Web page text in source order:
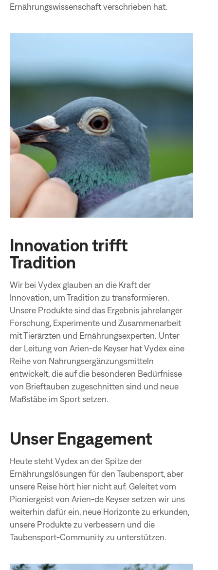
Ernährungswissenschaft verschrieben hat.
Innovation trifft
Tradition
Wir bei Vydex glauben an die Kraft der
Innovation, um Tradition zu transformieren.
Unsere Produkte sind das Ergebnis jahrelanger
Forschung, Experimente und Zusammenarbeit
mit Tierärzten und Ernährungsexperten. Unter
der Leitung von Arien-de Keyser hat Vydex eine
Reihe von Nahrungsergänzungsmitteln
entwickelt, die auf die besonderen Bedürfnisse
von Brieftauben zugeschnitten sind und neue
Maßstäbe im Sport setzen.
Unser Engagement
Heute steht Vydex an der Spitze der
Ernährungslösungen für den Taubensport, aber
unsere Reise hört hier nicht auf. Geleitet vom
Pioniergeist von Arien-de Keyser setzen wir uns
weiterhin dafür ein, neue Horizonte zu erkunden,
unsere Produkte zu verbessern und die
Taubensport-Community zu unterstützen.